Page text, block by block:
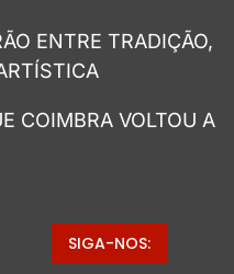
ENTRE TRADIÇÃO,
COIMBRA VOLTOU A
SIGA-NOS: